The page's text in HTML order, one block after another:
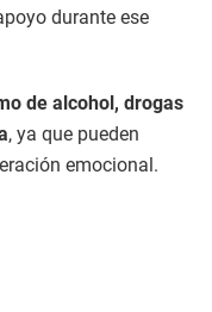
durante ese
de alcohol, drogas
, ya que pueden
emocional.